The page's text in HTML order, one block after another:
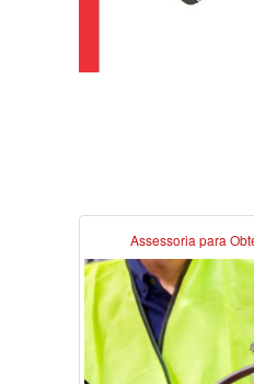
Assessoria para